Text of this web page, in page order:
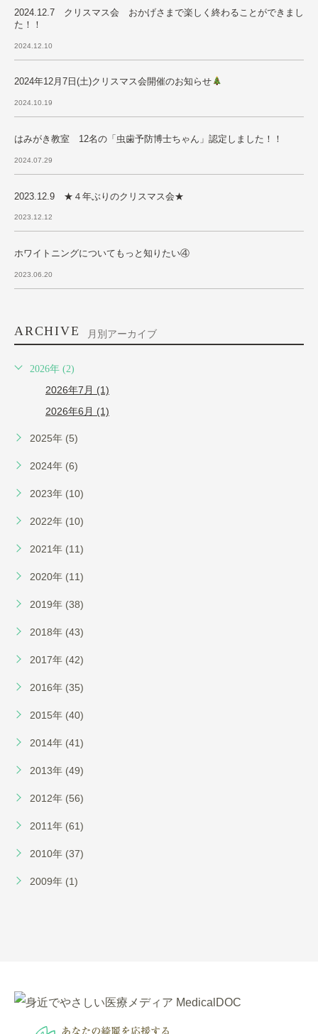
2024.12.7 クリスマス会 おかげさまで楽しく終わることができまし
た！！
2024.12.10
2024年12月7日(土)クリスマス会開催のお知らせ
2024.10.19
はみがき教室 12名の「虫歯予防博士ちゃん」認定しました！！
2024.07.29
2023.12.9 ★４年ぶりのクリスマス会★
2023.12.12
ホワイトニングについてもっと知りたい④
2023.06.20
ARCHIVE 月別アーカイブ
2026年 (2)
2026年7月 (1)
2026年6月 (1)
2025年 (5)
2024年 (6)
2023年 (10)
2022年 (10)
2021年 (11)
2020年 (11)
2019年 (38)
2018年 (43)
2017年 (42)
2016年 (35)
2015年 (40)
2014年 (41)
2013年 (49)
2012年 (56)
2011年 (61)
2010年 (37)
2009年 (1)